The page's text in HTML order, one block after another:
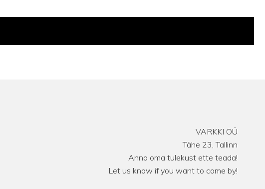
VARKKI OÜ
Tähe 23, Tallinn
Anna oma tulekust ette teada!
Let us know if you want to come by!